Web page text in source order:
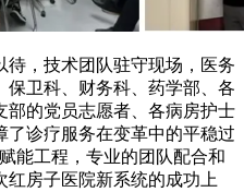
待，技术团队驻守现场，医务
卫科、财务科、药学部、各
部的党员志愿者、各病房护士
诊疗服务在变革中的平稳过
能工程，专业的团队配合和
红房子医院新系统的成功上